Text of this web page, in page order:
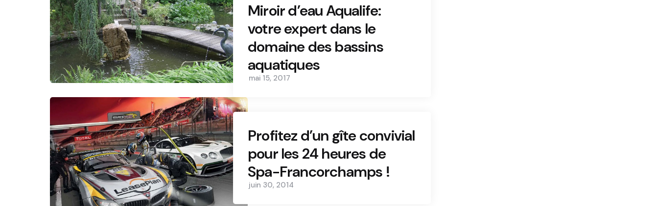
Miroir d’eau Aqualife:
votre expert dans le
domaine des bassins
aquatiques
mai 15, 2017
Profitez d’un gîte convivial
pour les 24 heures de
Spa-Francorchamps !
juin 30, 2014